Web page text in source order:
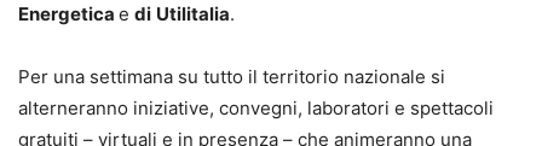
Energetica e di Utilitalia.
Per una settimana su tutto il territorio nazionale si
alterneranno iniziative, convegni, laboratori e spettacoli
gratuiti – virtuali e in presenza – che animeranno una